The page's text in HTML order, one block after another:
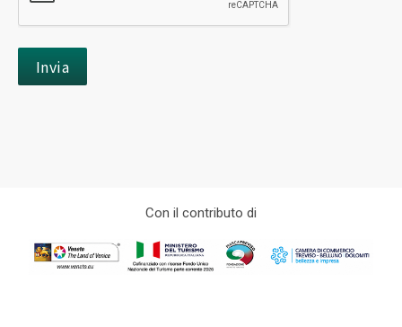
Con il contributo di